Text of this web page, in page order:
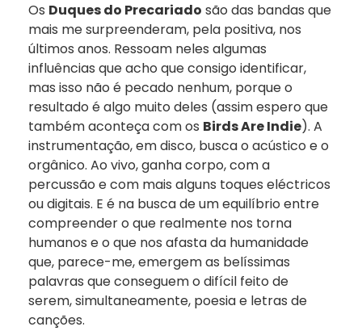
Os Duques do Precariado são das bandas que
mais me surpreenderam, pela positiva, nos
últimos anos. Ressoam neles algumas
influências que acho que consigo identificar,
mas isso não é pecado nenhum, porque o
resultado é algo muito deles (assim espero que
também aconteça com os Birds Are Indie). A
instrumentação, em disco, busca o acústico e o
orgânico. Ao vivo, ganha corpo, com a
percussão e com mais alguns toques eléctricos
ou digitais. E é na busca de um equilíbrio entre
compreender o que realmente nos torna
humanos e o que nos afasta da humanidade
que, parece-me, emergem as belíssimas
palavras que conseguem o difícil feito de
serem, simultaneamente, poesia e letras de
canções.